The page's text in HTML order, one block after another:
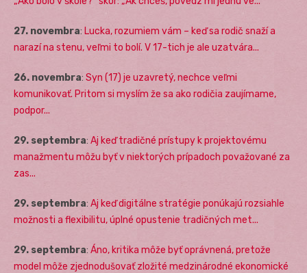
27. novembra: Lucka, rozumiem vám – keď sa rodič snaží a
narazí na stenu, veľmi to bolí. V 17-tich je ale uzatvára...
26. novembra: Syn (17) je uzavretý, nechce veľmi
komunikovať. Pritom si myslím že sa ako rodičia zaujímame,
podpor...
29. septembra: Aj keď tradičné prístupy k projektovému
manažmentu môžu byť v niektorých prípadoch považované za
zas...
29. septembra: Aj keď digitálne stratégie ponúkajú rozsiahle
možnosti a flexibilitu, úplné opustenie tradičných met...
29. septembra: Áno, kritika môže byť oprávnená, pretože
model môže zjednodušovať zložité medzinárodné ekonomické